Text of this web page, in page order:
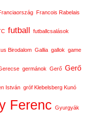
Francois Rabelais
futball futballcsalások
Birodalom Gallia gallok game
germánok Gerő Gerő
István gróf Klebelsberg Kunó
Ferenc Gyurgyák